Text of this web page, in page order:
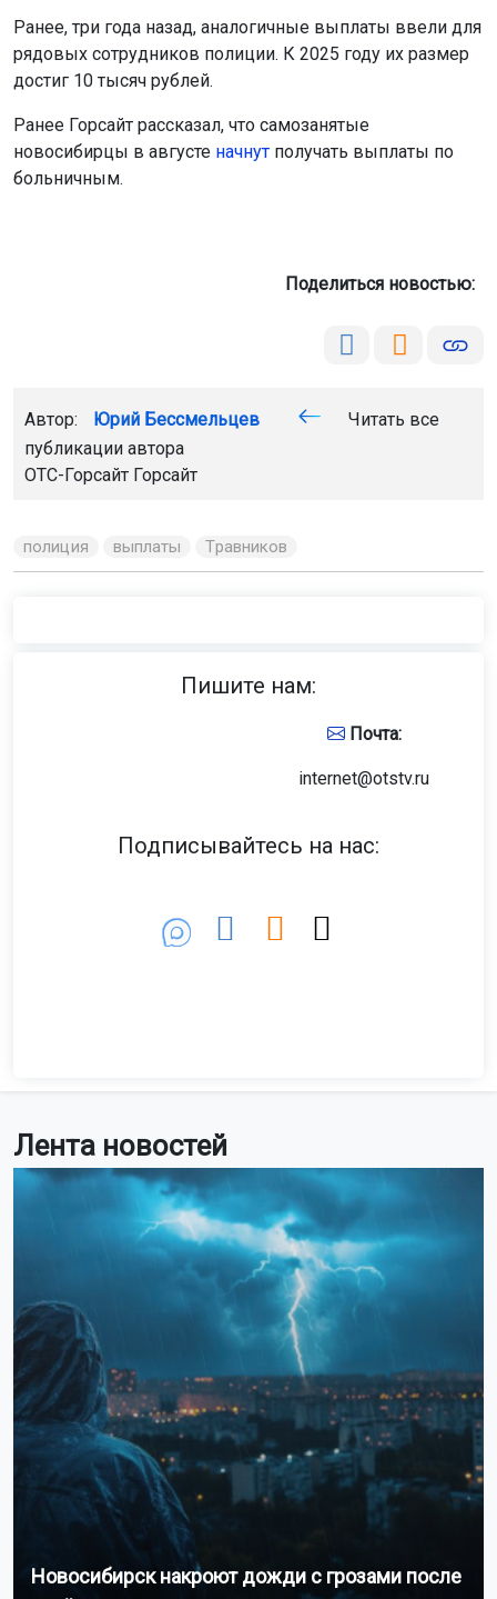
Лента новостей
Новосибирск накроют дожди с грозами после
Ранее, три года назад, аналогичные выплаты ввели для
рядовых сотрудников полиции. К 2025 году их размер
достиг 10 тысяч рублей.
Ранее Горсайт рассказал, что самозанятые
новосибирцы в августе начнут получать выплаты по
больничным.
Поделиться новостью:
Автор: Юрий Бессмельцев
Читать все
публикации автора
ОТС-Горсайт Горсайт
полиция выплаты Травников
Пишите нам:
Почта:
internet@otstv.ru
Подписывайтесь на нас: